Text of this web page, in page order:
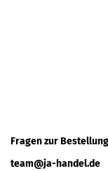
Fragen zur
team@ja-handel.de